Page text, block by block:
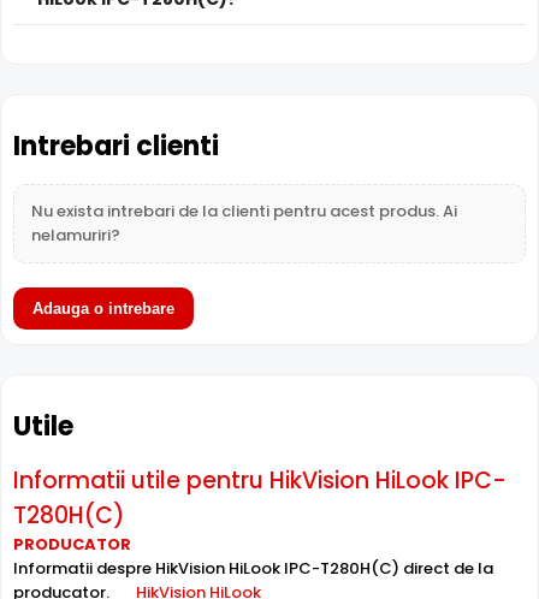
clare pe intreaga scena.
HikVision HiLook IPC-T280H(C) suporta alimentare
prin acelasi cablu de retea. Simplifica instalarea
semnificativ, eliminand necesitatea unui cablu de
alimentare separat.
Intrebari clienti
Nu exista intrebari de la clienti pentru acest produs. Ai
nelamuriri?
Adauga o intrebare
Utile
Informatii utile pentru HikVision HiLook IPC-
T280H(C)
PRODUCATOR
Informatii despre HikVision HiLook IPC-T280H(C) direct de la
producator.
HikVision HiLook